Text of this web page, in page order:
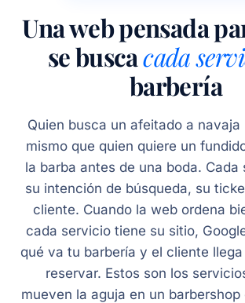
Una web pensada
se buscacada
barbería
Quien busca un afeitado a navaja
mismo que quien quiere un
la barba antes de una boda. Cada
su intención de búsqueda, su
cliente. Cuando la web ordena
cada servicio tiene su sitio,
qué va tu barbería y el cliente
reservar. Estos son los
mueven la aguja en un barbershop